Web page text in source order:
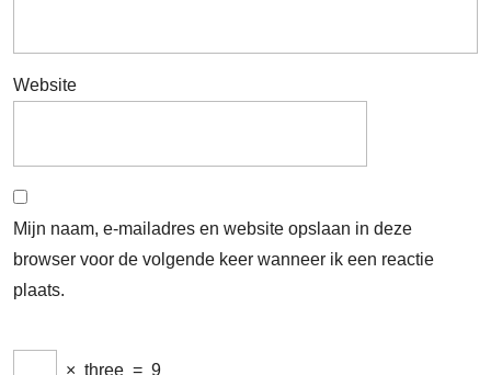
Website
Mijn naam, e-mailadres en website opslaan in deze
browser voor de volgende keer wanneer ik een reactie
plaats.
× three = 9